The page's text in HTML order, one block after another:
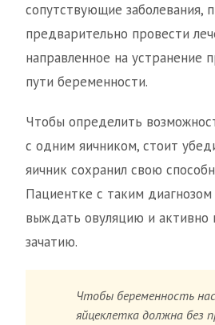
сопутствующие заболевания,
предварительно провести
направленное на устранение
пути беременности.
Чтобы определить
с одним яичником, стоит
яичник сохранил свою
Пациентке с таким диагнозом
выждать овуляцию и активно
зачатию.
Чтобы беременность
яйцеклетка должна без